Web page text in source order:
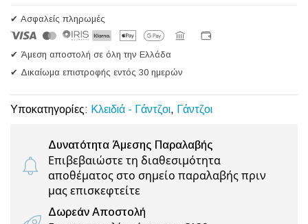
✔ Ασφαλείς πληρωμές
✔ Άμεση αποστολή σε όλη την Ελλάδα
✔ Δικαίωμα επιστροφής εντός 30 ημερών
Υποκατηγορίες: Κλειδιά - Γάντζοι, Γάντζοι
Δυνατότητα Άμεσης Παραλαβής
Επιβεβαιώστε τη διαθεσιμότητα
αποθέματος στο σημείο παραλαβής πριν
μας επισκεφτείτε
Δωρεάν Αποστολή